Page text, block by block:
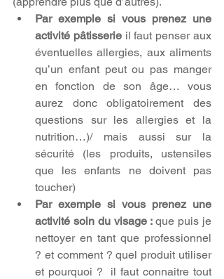
Par exemple si vous prenez une
activité pâtisserie il faut penser aux
éventuelles allergies, aux aliments
qu’un enfant peut ou pas manger
en fonction de son âge… vous
aurez donc obligatoirement des
questions sur les allergies et la
nutrition…)/ mais aussi sur la
sécurité (les produits, ustensiles
que les enfants ne doivent pas
toucher)
Par exemple si vous prenez une
activité soin du visage : que puis je
nettoyer en tant que professionnel
? et comment ? quel produit utiliser
et pourquoi ?  il faut connaitre tout